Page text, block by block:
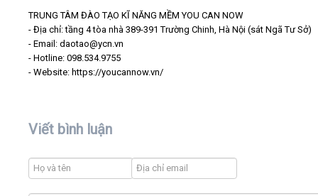
TRUNG TÂM ĐÀO TẠO KĨ NĂNG MỀM YOU CAN NOW
- Địa chỉ: tầng 4 tòa nhà 389-391 Trường Chinh, Hà Nội (sát Ngã Tư Sở)
- Email: daotao@ycn.vn
- Hotline: 098.534.9755
- Website: https://youcannow.vn/
Viết bình luận